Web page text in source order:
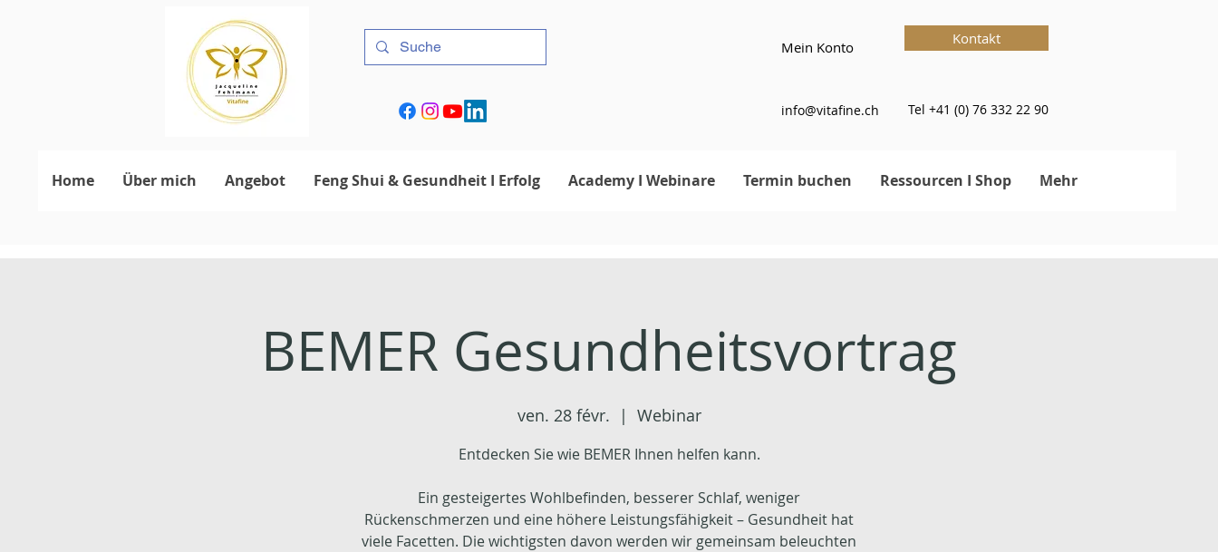
Mein Konto Kontakt
info@vitafine.ch Tel +41 (0) 76 332 22 90
Home Über mich Angebot Feng Shui & Gesundheit I Erfolg Academy I Webinare Termin buchen Ressourcen I Shop Mehr
BEMER Gesundheitsvortrag
ven. 28 févr.
  |
Webinar
Entdecken Sie wie BEMER Ihnen helfen kann.
Ein gesteigertes Wohlbefinden, besserer Schlaf, weniger
Rückenschmerzen und eine höhere Leistungsfähigkeit – Gesundheit hat
viele Facetten. Die wichtigsten davon werden wir gemeinsam beleuchten